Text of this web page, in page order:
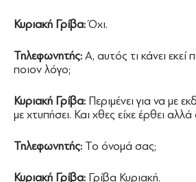
Κυριακή Γρίβα:Όχι.
Τηλεφωνητής: Α, αυτός τι κάνει εκεί
ποιον λόγο;
Κυριακή Γρίβα: Περιμένει για να με
με χτυπήσει. Και χθες είχε έρθει
Τηλεφωνητής: Το όνομά σας;
Κυριακή Γρίβα: Γρίβα Κυριακή.